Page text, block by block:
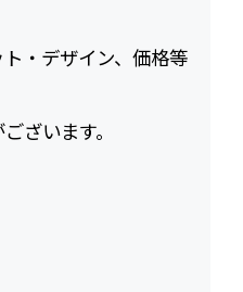
・デザイン、価格等
ざいます。